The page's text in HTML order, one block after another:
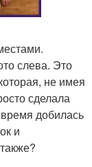
слева. Это
не имея
сделала
добилась
и